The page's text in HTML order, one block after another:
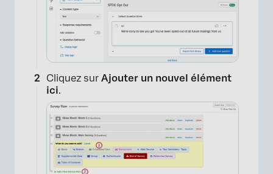
×
Cliquez sur Ajouter un nouvel élément
ici.